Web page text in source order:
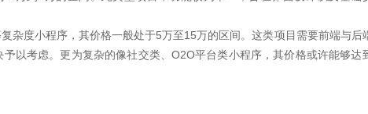
杂度小程序，其价格一般处于5万至15万的区间。这类项目需要前端与后
以考虑。更为复杂的像社交类、O2O平台类小程序，其价格或许能够达